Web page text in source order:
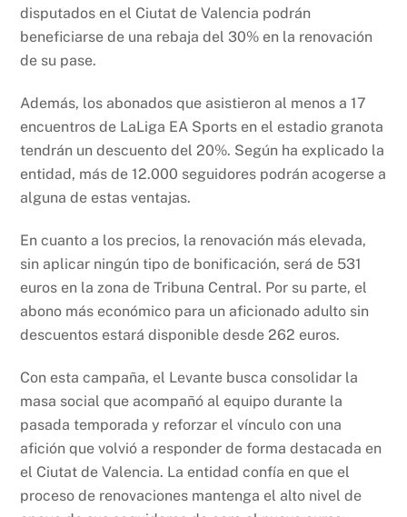
disputados en el Ciutat de Valencia podrán
beneficiarse de una rebaja del 30% en la renovación
de su pase.
Además, los abonados que asistieron al menos a 17
encuentros de LaLiga EA Sports en el estadio granota
tendrán un descuento del 20%. Según ha explicado la
entidad, más de 12.000 seguidores podrán acogerse a
alguna de estas ventajas.
En cuanto a los precios, la renovación más elevada,
sin aplicar ningún tipo de bonificación, será de 531
euros en la zona de Tribuna Central. Por su parte, el
abono más económico para un aficionado adulto sin
descuentos estará disponible desde 262 euros.
Con esta campaña, el Levante busca consolidar la
masa social que acompañó al equipo durante la
pasada temporada y reforzar el vínculo con una
afición que volvió a responder de forma destacada en
el Ciutat de Valencia. La entidad confía en que el
proceso de renovaciones mantenga el alto nivel de